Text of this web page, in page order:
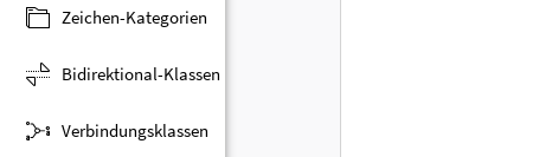
Zeichen-Kategorien
Bidirektional-Klassen
Verbindungsklassen